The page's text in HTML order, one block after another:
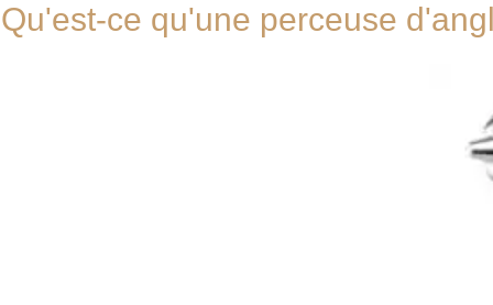
Qu'est-ce qu'une perceuse